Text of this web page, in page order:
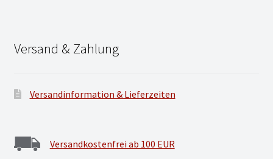
Versand & Zahlung
Versandinformation & Lieferzeiten
Versandkostenfrei ab 100 EUR